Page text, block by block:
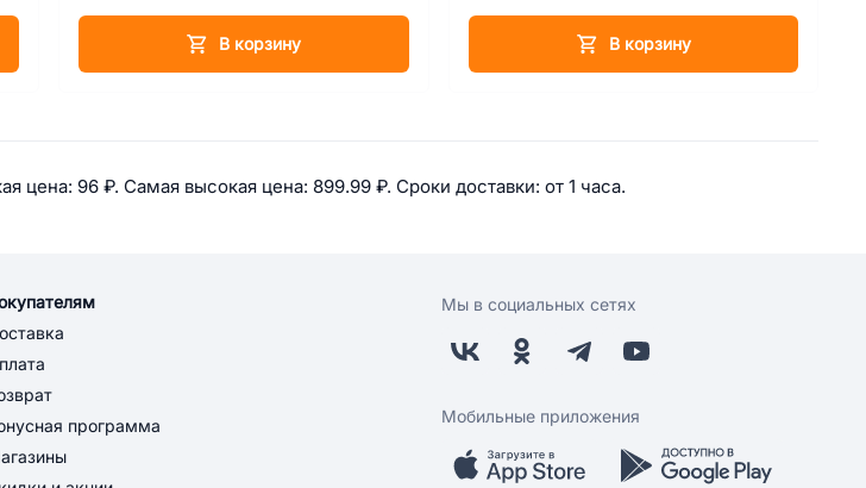
В корзину В корзину
категории: Ветеринарные препараты для
цена: 96 ₽. Самая высокая цена: 899.99 ₽. Сроки доставки: от 1 часа.
программа
Мы в социальных сетях
Мобильные приложения